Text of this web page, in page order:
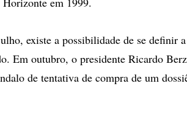
existe a possibilidade de se definir
Em outubro, o presidente Ricardo
de tentativa de compra de um